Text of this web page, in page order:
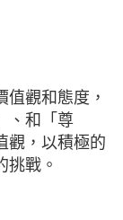
觀和態度，
、和「尊
觀，以積極的
挑戰。